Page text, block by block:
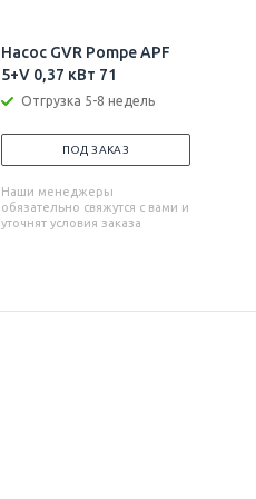
Насос GVR Pompe APF
5+V 0,37 кВт 71
Отгрузка 5-8 недель
ПОД ЗАКАЗ
Наши менеджеры
обязательно свяжутся с вами и
уточнят условия заказа